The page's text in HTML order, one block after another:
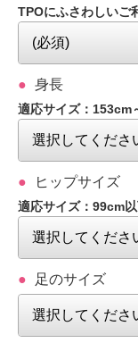
TPOにふさわしいご
身長
適応サイズ：153cm
ヒップサイズ
適応サイズ：99cm
足のサイズ